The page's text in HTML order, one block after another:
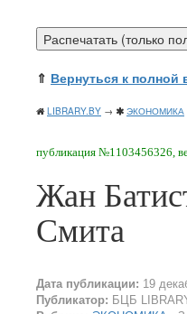
⇑ Вернуться к
LIBRARY.BY → ЭКОНОМИКА
публикация №1103456326,
Жан
Смита
Дата публикации: 19
Публикатор: БЦБ